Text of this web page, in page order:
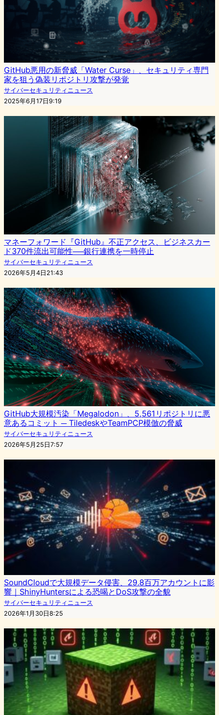
GitHub悪用の新脅威「Water Curse」、セキュリティ専門
家を狙う偽装リポジトリ攻撃が発覚
サイバーセキュリティニュース
2025年6月17日9:19
マネーフォワード『GitHub』不正アクセス、ビジネスカー
ド370件流出可能性──銀行連携を一時停止
サイバーセキュリティニュース
2026年5月4日21:43
GitHub大規模汚染「Megalodon」、5,561リポジトリに悪
意あるコミット ─ TiledeskやTeamPCP模倣の脅威
サイバーセキュリティニュース
2026年5月25日7:57
SoundCloudで大規模データ侵害、29.8百万アカウントに影
響｜ShinyHuntersによる恐喝とDoS攻撃の全貌
サイバーセキュリティニュース
2026年1月30日8:25